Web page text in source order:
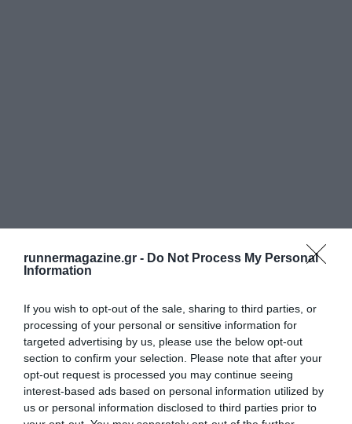
runnermagazine.gr - Do Not Process My Personal
Information
If you wish to opt-out of the sale, sharing to third parties, or
processing of your personal or sensitive information for
targeted advertising by us, please use the below opt-out
section to confirm your selection. Please note that after your
opt-out request is processed you may continue seeing
interest-based ads based on personal information utilized by
us or personal information disclosed to third parties prior to